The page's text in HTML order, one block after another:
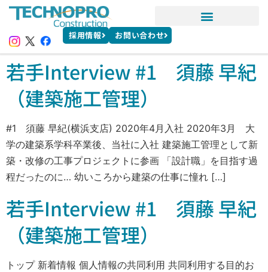
採用情報 お問い合わせ
若手Interview #1 須藤 早紀
（建築施工管理）
#1 須藤 早紀(横浜支店) 2020年4月入社 2020年3月 大
学の建築系学科卒業後、当社に入社 建築施工管理として新
築・改修の工事プロジェクトに参画 「設計職」を目指す過
程だったのに… 幼いころから建築の仕事に憧れ […]
若手Interview #1 須藤 早紀
（建築施工管理）
トップ 新着情報 個人情報の共同利用 共同利用する目的お